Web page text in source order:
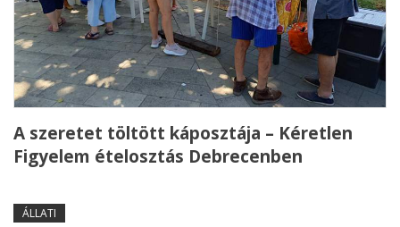
A szeretet töltött káposztája – Kéretlen
Figyelem ételosztás Debrecenben
ÁLLATI